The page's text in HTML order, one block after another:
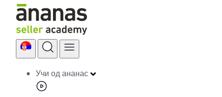
Skip
content
Учи од ананас